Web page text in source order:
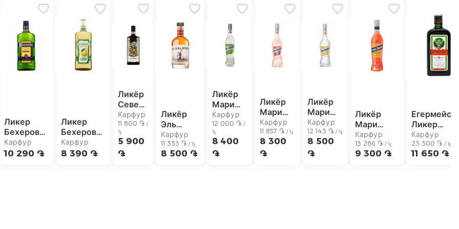
Ликер
Бехеровка
38%
700мл
Карфур
10 290 ֏
Ликер
Бехеровка
Лимон
500мл
Карфур
8 390 ֏
Ликёр
Севен
Сенсес
Хербал
40%
500мл
Карфур
11 800 ֏ /
1լ
5 900
֏
Ликёр
Эль
Галипоте
Спайсед
35%
Карфур
11 333 ֏ / 1լ
8 500 ֏
Ликёр
Мари
Бризард
зелёная
дыня
700мл
17%
Карфур
12 000 ֏ /
1լ
8 400
֏
Ликёр
Мари
Бризард
личи
700мл
20%
Карфур
11 857 ֏ / 1լ
8 300
֏
Ликёр
Мари
Бризард
трипл
сек
700мл
Карфур
12 143 ֏ / 1լ
8 500
֏
Ликёр
Мари
Бризард
аперитиво
700мл
Карфур
13 286 ֏ / 1լ
9 300 ֏
Ликер
500мл
Карфур
23 300 ֏ / 1լ
11 650 ֏